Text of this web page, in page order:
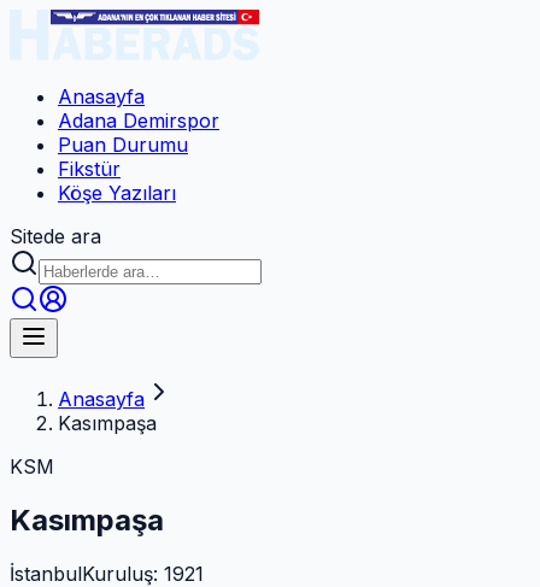
Anasayfa
Adana Demirspor
Puan Durumu
Fikstür
Köşe Yazıları
Sitede ara
Anasayfa
Kasımpaşa
KSM
Kasımpaşa
İstanbulKuruluş: 1921